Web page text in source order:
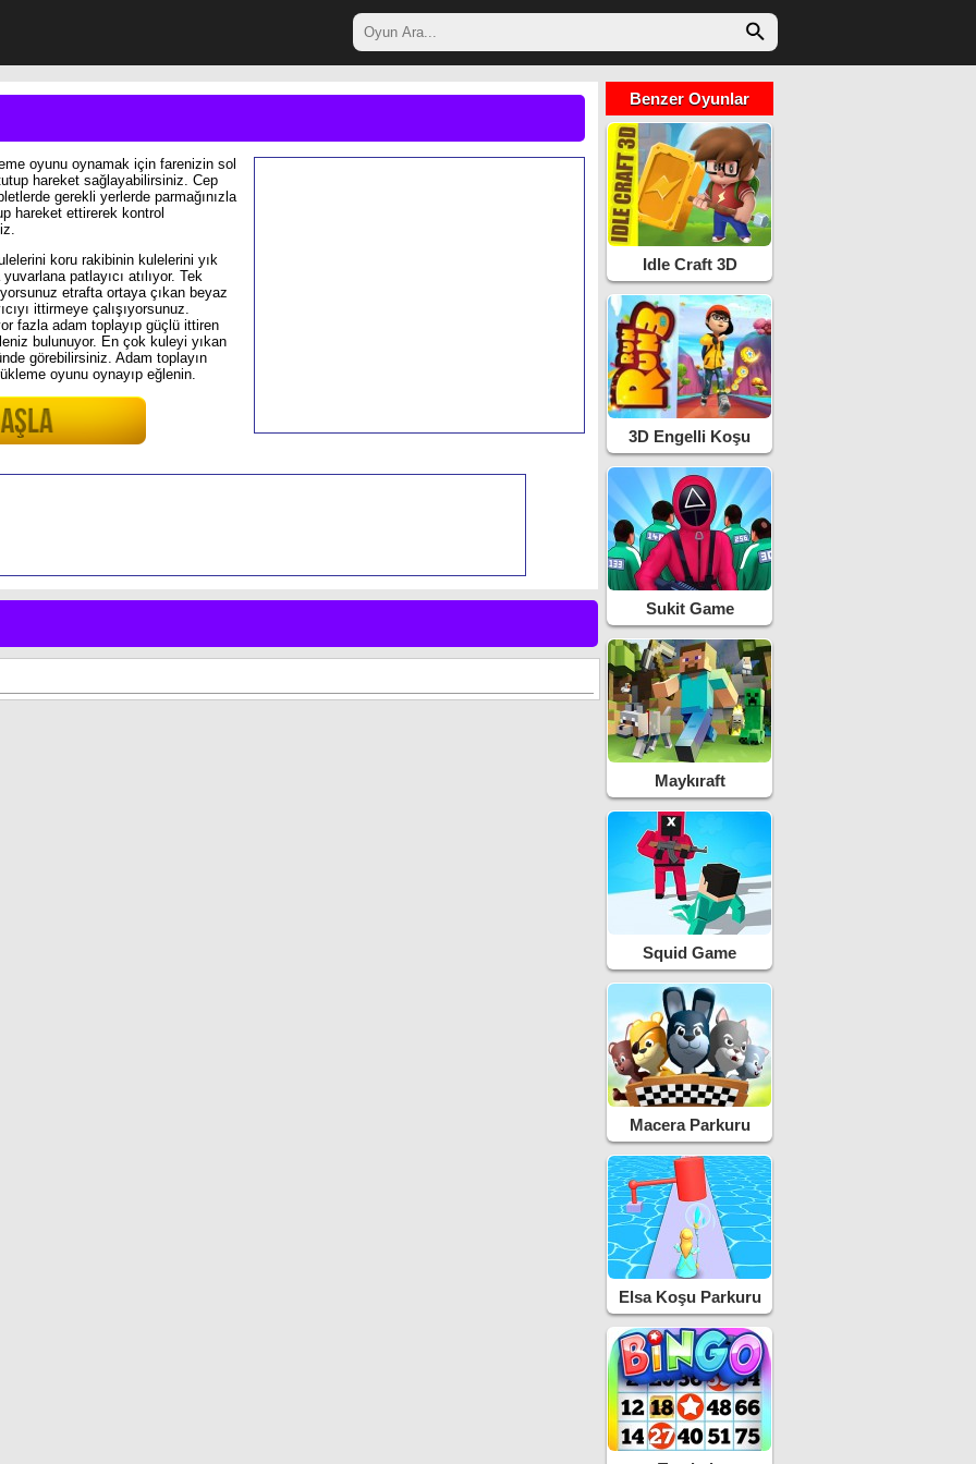
oyunu oynamak için farenizin sol
hareket sağlayabilirsiniz. Cep
gerekli yerlerde parmağınızla
hareket ettirerek kontrol
koru rakibinin kulelerini yık
patlayıcı atılıyor. Tek
etrafta ortaya çıkan beyaz
ittirmeye çalışıyorsunuz.
fazla adam toplayıp güçlü ittiren
bulunuyor. En çok kuleyi yıkan
görebilirsiniz. Adam toplayın
oyunu oynayıp eğlenin.
Benzer Oyunlar
Idle Craft 3D
3D Engelli Koşu
Sukit Game
Maykıraft
Squid Game
Macera Parkuru
Elsa Koşu Parkuru